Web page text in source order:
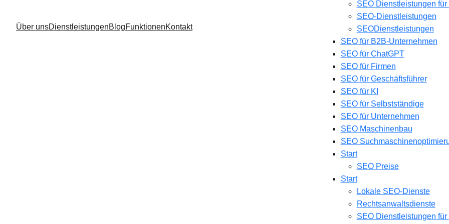
Über unsDienstleistungenBlogFunktionenKontakt
SEO Dienstleistungen für
SEO-Dienstleistungen
SEODienstleistungen
SEO für B2B-Unternehmen
SEO für ChatGPT
SEO für Firmen
SEO für Geschäftsführer
SEO für KI
SEO für Selbstständige
SEO für Unternehmen
SEO Maschinenbau
SEO
Start
SEO Preise
Start
Lokale SEO-Dienste
Rechtsanwaltsdienste
SEO Dienstleistungen für